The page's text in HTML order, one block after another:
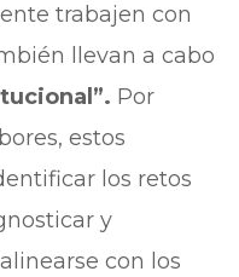
trabajen con
llevan a cabo
Por
estos
los retos
y
con los